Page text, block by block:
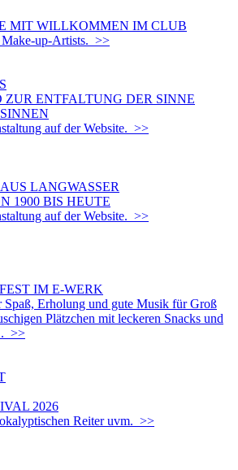
MIT WILLKOMMEN IM CLUB
up-Artists. >>
ZUR ENTFALTUNG DER SINNE
auf der Website. >>
LANGWASSER
1900 BIS HEUTE
auf der Website. >>
IM E-WERK
Erholung und gute Musik für Groß
Plätzchen mit leckeren Snacks und
>>
2026
Reiter uvm. >>